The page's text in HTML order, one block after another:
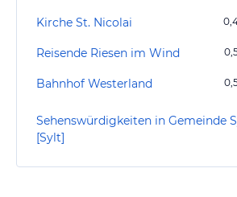
Kirche St. Nicolai
Reisende Riesen im Wind
Bahnhof Westerland
Sehenswürdigkeiten in Gemeinde
[Sylt]